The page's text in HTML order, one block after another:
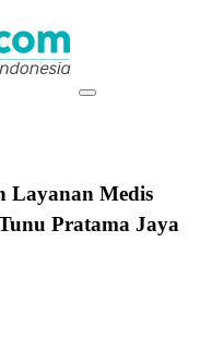
Layanan Medis
Pratama Jaya